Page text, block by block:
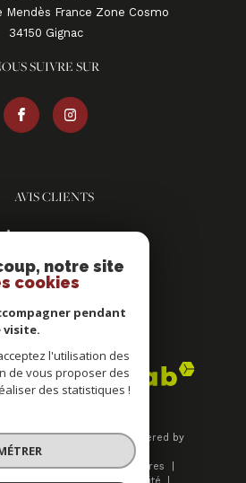
Mendès France Zone Cosmo
34150
gignac
SUIVRE SUR
AVIS CLIENTS
ADHÉRENTS
réservés | Traduction powered by
Google |
légales
Nos honoraires
Politique de confidentialité
notre site
cookies
pendant
l'utilisation des
de vous proposer des
des statistiques !